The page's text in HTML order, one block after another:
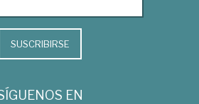
SUSCRIBIRSE
EN